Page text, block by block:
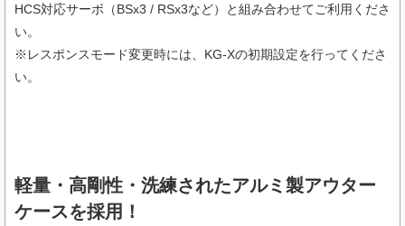
HCS対応サーボ（BSx3 / RSx3など）と組み合わせてご利用くださ
い。
※レスポンスモード変更時には、KG-Xの初期設定を行ってくださ
い。
軽量・高剛性・洗練されたアルミ製アウター
ケースを採用！